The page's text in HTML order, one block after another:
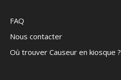
FAQ
Nous contacter
Où trouver Causeur en kiosque ?